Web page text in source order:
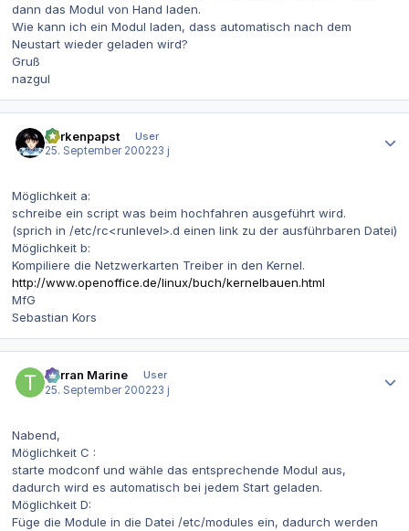
dann das Modul von Hand laden.
Wie kann ich ein Modul laden, dass automatisch nach dem
Neustart wieder geladen wird?
Gruß
nazgul
gurkenpapst
User
25. September 200223 j
Möglichkeit a:
schreibe ein script was beim hochfahren ausgeführt wird.
(sprich in /etc/rc<runlevel>.d einen link zu der ausführbaren Datei)
Möglichkeit b:
Kompiliere die Netzwerkarten Treiber in den Kernel.
http://www.openoffice.de/linux/buch/kernelbauen.html
MfG
Sebastian Kors
Terran Marine
User
25. September 200223 j
Nabend,
Möglichkeit C :
starte modconf und wähle das entsprechende Modul aus,
dadurch wird es automatisch bei jedem Start geladen.
Möglichkeit D:
Füge die Module in die Datei /etc/modules ein, dadurch werden